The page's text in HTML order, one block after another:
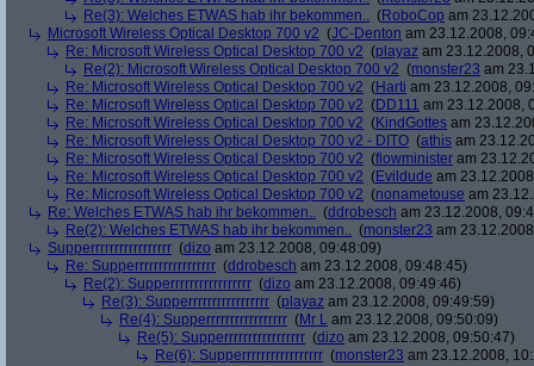
Re(3): Welches ETWAS hab ihr bekommen.. (RoboCop am
Microsoft Wireless Optical Desktop 700 v2 (JC-Denton am 23.12.2008,
Re: Microsoft Wireless Optical Desktop 700 v2 (playaz am 23.12.2008,
Re(2): Microsoft Wireless Optical Desktop 700 v2 (monster23 am
Re: Microsoft Wireless Optical Desktop 700 v2 (Harti am 23.12.2008,
Re: Microsoft Wireless Optical Desktop 700 v2 (DD111 am 23.12.2008,
Re: Microsoft Wireless Optical Desktop 700 v2 (KindGottes am
Re: Microsoft Wireless Optical Desktop 700 v2 - DITO (athis am
Re: Microsoft Wireless Optical Desktop 700 v2 (flowminister am
Re: Microsoft Wireless Optical Desktop 700 v2 (Evildude am
Re: Microsoft Wireless Optical Desktop 700 v2 (nonametouse am
Re: Welches ETWAS hab ihr bekommen.. (ddrobesch am 23.12.2008,
Re(2): Welches ETWAS hab ihr bekommen.. (monster23 am
Supperrrrrrrrrrrrrrrrr (dizo am 23.12.2008, 09:48:09)
Re: Supperrrrrrrrrrrrrrrrr (ddrobesch am 23.12.2008, 09:48:45)
Re(2): Supperrrrrrrrrrrrrrrrr (dizo am 23.12.2008, 09:49:46)
Re(3): Supperrrrrrrrrrrrrrrrr (playaz am 23.12.2008, 09:49:59)
Re(4): Supperrrrrrrrrrrrrrrrr (Mr L am 23.12.2008, 09:50:09)
Re(5): Supperrrrrrrrrrrrrrrrr (dizo am 23.12.2008, 09:50:47)
Re(6): Supperrrrrrrrrrrrrrrrr (monster23 am 23.12.2008,